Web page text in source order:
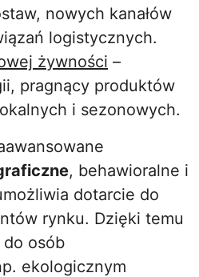
nowych kanałów
logistycznych.
żywności –
pragnący produktów
i sezonowych.
, behawioralne i
dotarcie do
rynku. Dzięki temu
osób
ekologicznym